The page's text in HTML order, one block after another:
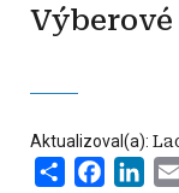
Aktualizoval(a):
Share Facebook